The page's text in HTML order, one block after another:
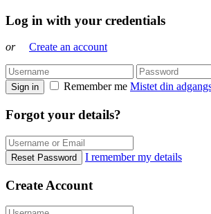
Log in with your credentials
or Create an account
Sign in Remember me Mistet din
Forgot your details?
Reset Password I remember my details
Create Account